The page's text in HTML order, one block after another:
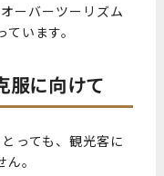
ーバーツーリズム
います。
服に向けて
っても、観光客に
。